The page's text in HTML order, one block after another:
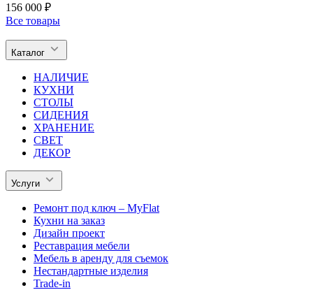
156 000 ₽
Все товары
Каталог
НАЛИЧИЕ
КУХНИ
СТОЛЫ
СИДЕНИЯ
ХРАНЕНИЕ
СВЕТ
ДЕКОР
Услуги
Ремонт под ключ – MyFlat
Кухни на заказ
Дизайн проект
Реставрация мебели
Мебель в аренду для съемок
Нестандартные изделия
Trade-in